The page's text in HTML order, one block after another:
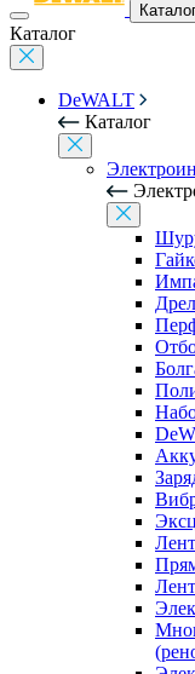
Каталог
DeWALT
Каталог